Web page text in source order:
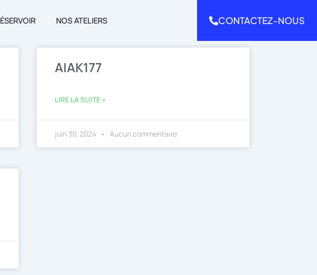
NOS ATELIERS CONTACTEZ-NOUS
AIAK177
LIRE LA SUITE »
juin 30, 2024 Aucun commentaire